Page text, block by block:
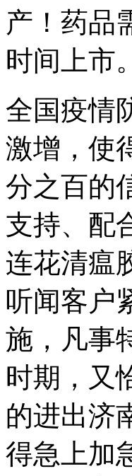
产！药品
时间上市。
全国疫情
激增，使
分之百的
支持、配
连花清瘟
听闻客户
施，凡事
时期，又
的进出济
得急上加